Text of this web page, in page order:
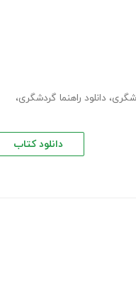
، دانلود راهنما گردشگری،
دانلود کتاب